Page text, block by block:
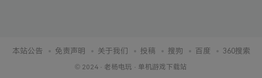
本站公告 免责声明 关于我们 投稿 搜狗 百度 360搜索
© 2024 · 老杨电玩 · 单机游戏下载站